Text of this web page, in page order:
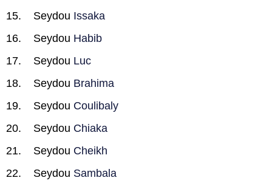
Seydou Issaka
Seydou Habib
Seydou Luc
Seydou Brahima
Seydou Coulibaly
Seydou Chiaka
Seydou Cheikh
Seydou Sambala